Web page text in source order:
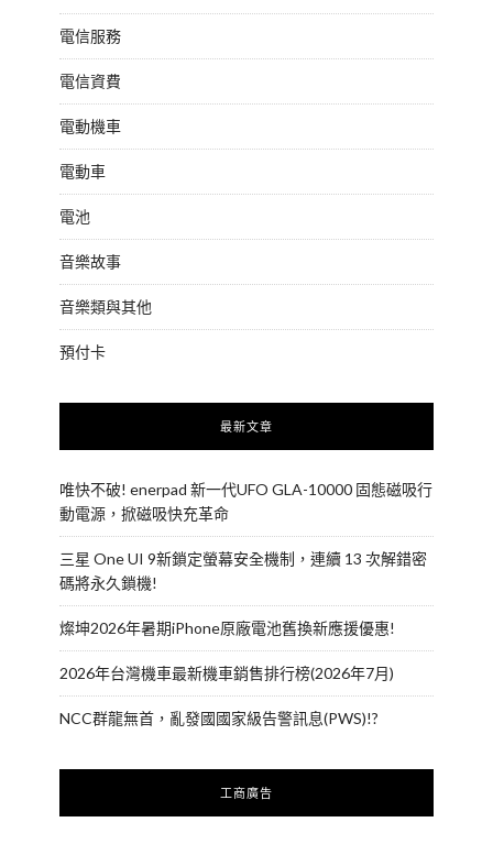
電信服務
電信資費
電動機車
電動車
電池
音樂故事
音樂類與其他
預付卡
最新文章
唯快不破! enerpad 新一代UFO GLA-10000 固態磁吸行
動電源，掀磁吸快充革命
三星 One UI 9新鎖定螢幕安全機制，連續 13 次解錯密
碼將永久鎖機!
燦坤2026年暑期iPhone原廠電池舊換新應援優惠!
2026年台灣機車最新機車銷售排行榜(2026年7月)
NCC群龍無首，亂發國國家級告警訊息(PWS)!?
工商廣告